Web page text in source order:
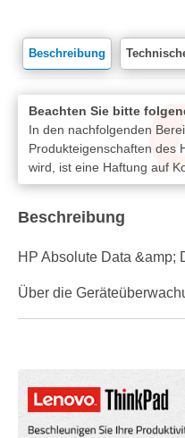
Beschreibung
Beachten Sie bitte
In den nachfolgenden
Produkteigenschaften des
wird, ist eine Haftung auf
Beschreibung
HP Absolute Data &amp;
Über die